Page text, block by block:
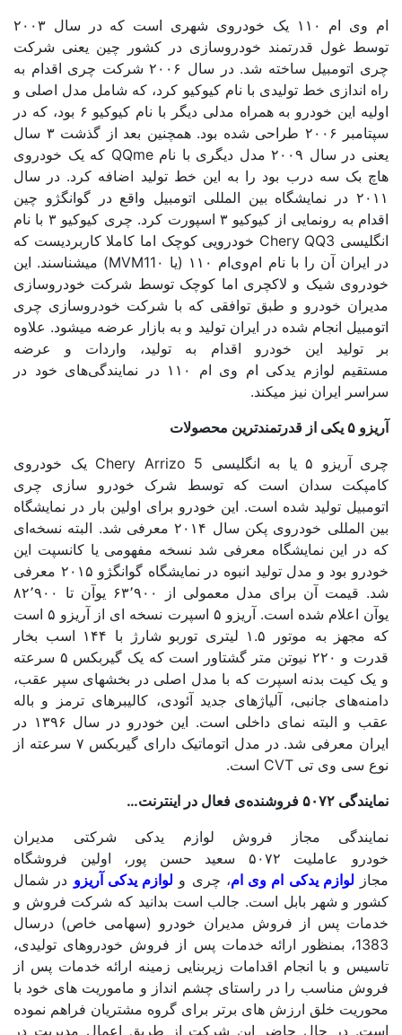
ام وی ام ۱۱۰ یک خودروی شهری است که در سال ۲۰۰۳
غول قدرتمند خودروسازی در کشور چین یعنی شرکت
چری اتومبیل ساخته شد. در سال ۲۰۰۶ شرکت چری اقدام به
اندازی خط تولیدی با نام کیوکیو کرد، که شامل مدل اصلی و
اولیه این خودرو به همراه مدلی دیگر با نام کیوکیو ۶ بود، که در
سپتامبر ۲۰۰۶ طراحی شده بود. همچنین بعد از گذشت ۳ سال
سال ۲۰۰۹ مدل دیگری با نام
QQmeکه یک خودروی
بک سه درب بود را به این خط تولید اضافه کرد. در سال
۲۰۱۱ در نمایشگاه بین المللی اتومبیل واقع در گوانگژو چین
اقدام به رونمایی از کیوکیو ۳ اسپورت کرد. چری کیوکیو ۳ با نام
Chery QQ
3 خودرویی کوچک اما کاملا کاربردیست که
آن را با نام ام‌وی‌ام ۱۱۰ (یا
MVM11۰) میشناسند. این
شیک و لاکچری اما کوچک توسط شرکت خودروسازی
خودرو و طبق توافقی که با شرکت خودروسازی چری
انجام شده در ایران تولید و به بازار عرضه میشود. علاوه
تولید این خودرو اقدام به تولید، واردات و عرضه
لوازم یدکی ام وی ام
۱۱۰ در نمایندگی‌های خود در
ایران نیز میکند.
محصولات
آریزو ۵
یا به انگلیسی Chery Arrizo
5 یک خودروی
سدان است که توسط شرک خودرو سازی چری
تولید شده است. این خودرو برای اولین بار در نمایشگاه
بین المللی خودروی پکن سال ۲۰۱۴ معرفی شد. البته نسخه‌ای
در این نمایشگاه معرفی شد نسخه مفهومی یا کانسپت این
خودرو بود و مدل تولید انبوه در نمایشگاه گوانگژو ۲۰۱۵ معرفی
قیمت آن برای مدل معمولی از ۶۳۹۰۰ یوآن تا ۸۲
۹۰۰
یوآن اعلام شده است. آریزو ۵ اسپرت نسخه ای از آریزو ۵ است
که مجهز به موتور ۱.۵ لیتری توربو شارژ با ۱۴۴ اسب بخار
قدرت و ۲۲۰ نیوتن متر گشتاور است که یک گیربکس ۵ سرعته
کیت بدنه اسپرت که با مدل اصلی در بخشهای سپر عقب،
جانبی، آلیاژهای جدید آئودی، کالیبرهای ترمز و باله
عقب و البته نمای داخلی است. این خودرو در سال ۱۳۹۶ در
ایران معرفی شد. در مدل اتوماتیک دارای گیربکس ۷ سرعته از
سی وی تیCVTاست.
فروشنده‌ی فعال در اینترنت
…
مجاز فروشلوازم یدکی شرکتی مدیران
عاملیت ۵۰۷۲ سعید حسن پور، اولین فروشگاه
لوازمیدکی ام وی ام، چری ولوازم یدکی آریزودر شمال
و شهر بابل است. جالب است بدانید که شرکت فروش و
پس از فروش مدیران خودرو (سهامی خاص) درسال
1383، بمنظور ارائه خدمات پس از فروش خودروهای تولیدی،
و با انجام اقدامات زیربنایی زمینه ارائه خدمات پس از
مناسب را در راستای چشم انداز و ماموریت های خود با
خلق ارزش های برتر برای گروه مشتریان فراهم نموده
در حال حاضر این شرکت از طریق اعمال مدیریت در